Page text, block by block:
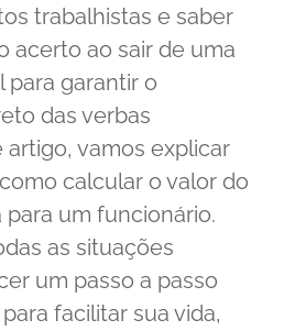
trabalhistas e saber
acerto ao sair de uma
para garantir o
das verbas
artigo, vamos explicar
calcular o valor do
um funcionário.
as situações
um passo a passo
facilitar sua vida,